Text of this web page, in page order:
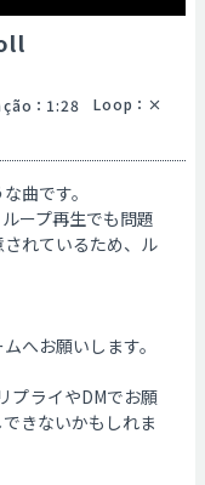
： 1:28 Loop ：
曲です。
ープ再生でも問題
れているため、ル
へお願いします。
ライやDMでお願
きないかもしれま